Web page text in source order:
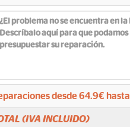
desde64.9€ hasta
(IVA INCLUIDO)